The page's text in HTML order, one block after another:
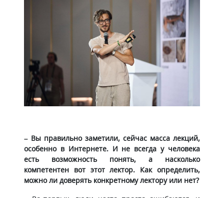
– Вы правильно заметили, сейчас масса лекций,
особенно в Интернете. И не всегда у человека
есть возможность понять, а насколько
компетентен вот этот лектор. Как определить,
можно ли доверять конкретному лектору или нет?